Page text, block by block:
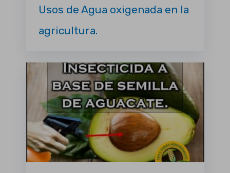
Usos de Agua oxigenada en la
agricultura.